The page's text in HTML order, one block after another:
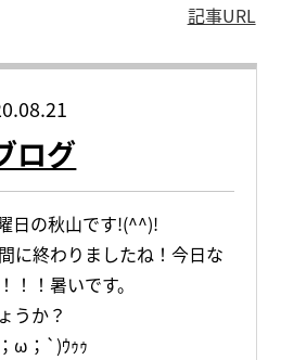
記事URL
ログ
日の秋山です!(^^)!
に終わりましたね！今日な
！！暑いです。
うか？
(´；ω；`)ｳｩｩ